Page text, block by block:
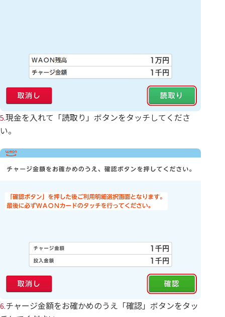
5.現金を入れて「読取り」ボタンをタッチしてくださ
い。
6.チャージ金額をお確かめのうえ「確認」ボタンをタッ